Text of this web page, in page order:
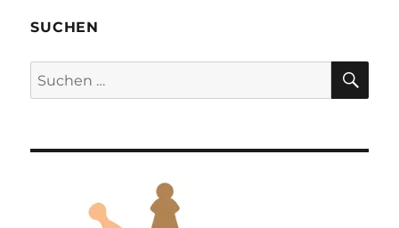
SUCHEN
Suchen
nach: